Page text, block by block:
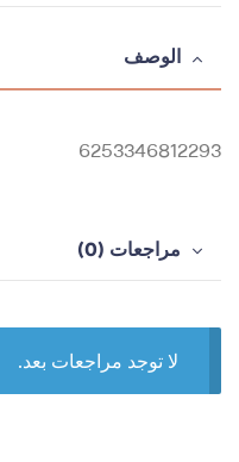
الوصف
6253346812293
مراجعات (0)
لا توجد مراجعات بعد.